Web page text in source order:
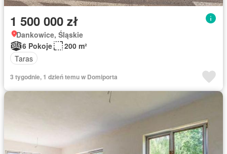
1 500 000 zł
Dankowice, Śląskie
6 Pokoje
200 m²
Taras
3 tygodnie, 1 dzień temu w Domiporta